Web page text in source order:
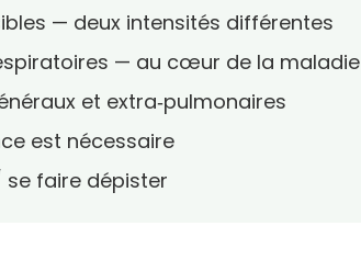
— deux intensités différentes
— au cœur de la maladie
et extra‑pulmonaires
est nécessaire
faire dépister